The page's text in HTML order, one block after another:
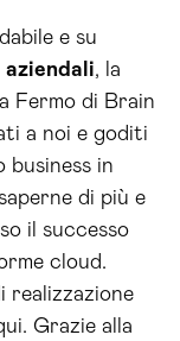
e su
aziendali, la
Fermo di Brain
a noi e goditi
business in
di più e
il successo
cloud.
realizzazione
Grazie alla